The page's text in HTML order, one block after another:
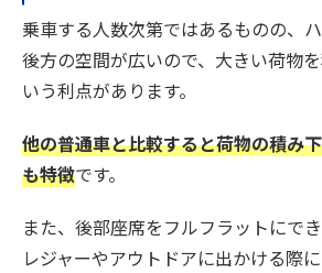
乗車する人数次第ではあるものの、
後方の空間が広いので、大きい荷物
いう利点があります。
他の普通車と比較すると荷物の積み
も特徴です。
また、後部座席をフルフラットにで
レジャーやアウトドアに出かける際